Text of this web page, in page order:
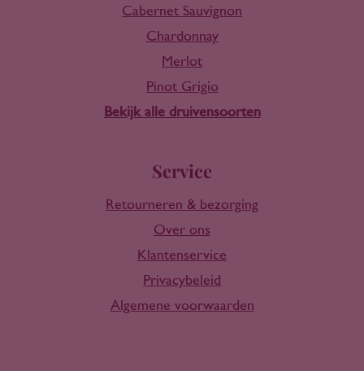
Cabernet Sauvignon
Chardonnay
Merlot
Pinot Grigio
Bekijk alle druivensoorten
Service
Retourneren & bezorging
Over ons
Klantenservice
Privacybeleid
Algemene voorwaarden